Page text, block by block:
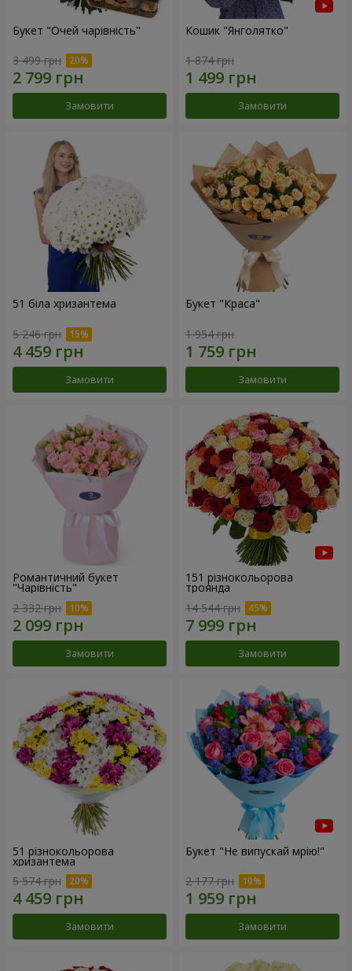
Букет "Очей чарівність"
3 499 грн
Замовити
Кошик "Янголятко"
1 874 грн
Замовити
51 біла хризантема
5 246 грн
Замовити
Букет "Краса"
1 954 грн
Замовити
Романтичний букет
"Чарівність"
2 332 грн
Замовити
151 різнокольорова
троянда
14 544 грн
Замовити
51 різнокольорова
хризантема
5 574 грн
Замовити
Букет "Не випускай мрію!"
2 177 грн
Замовити